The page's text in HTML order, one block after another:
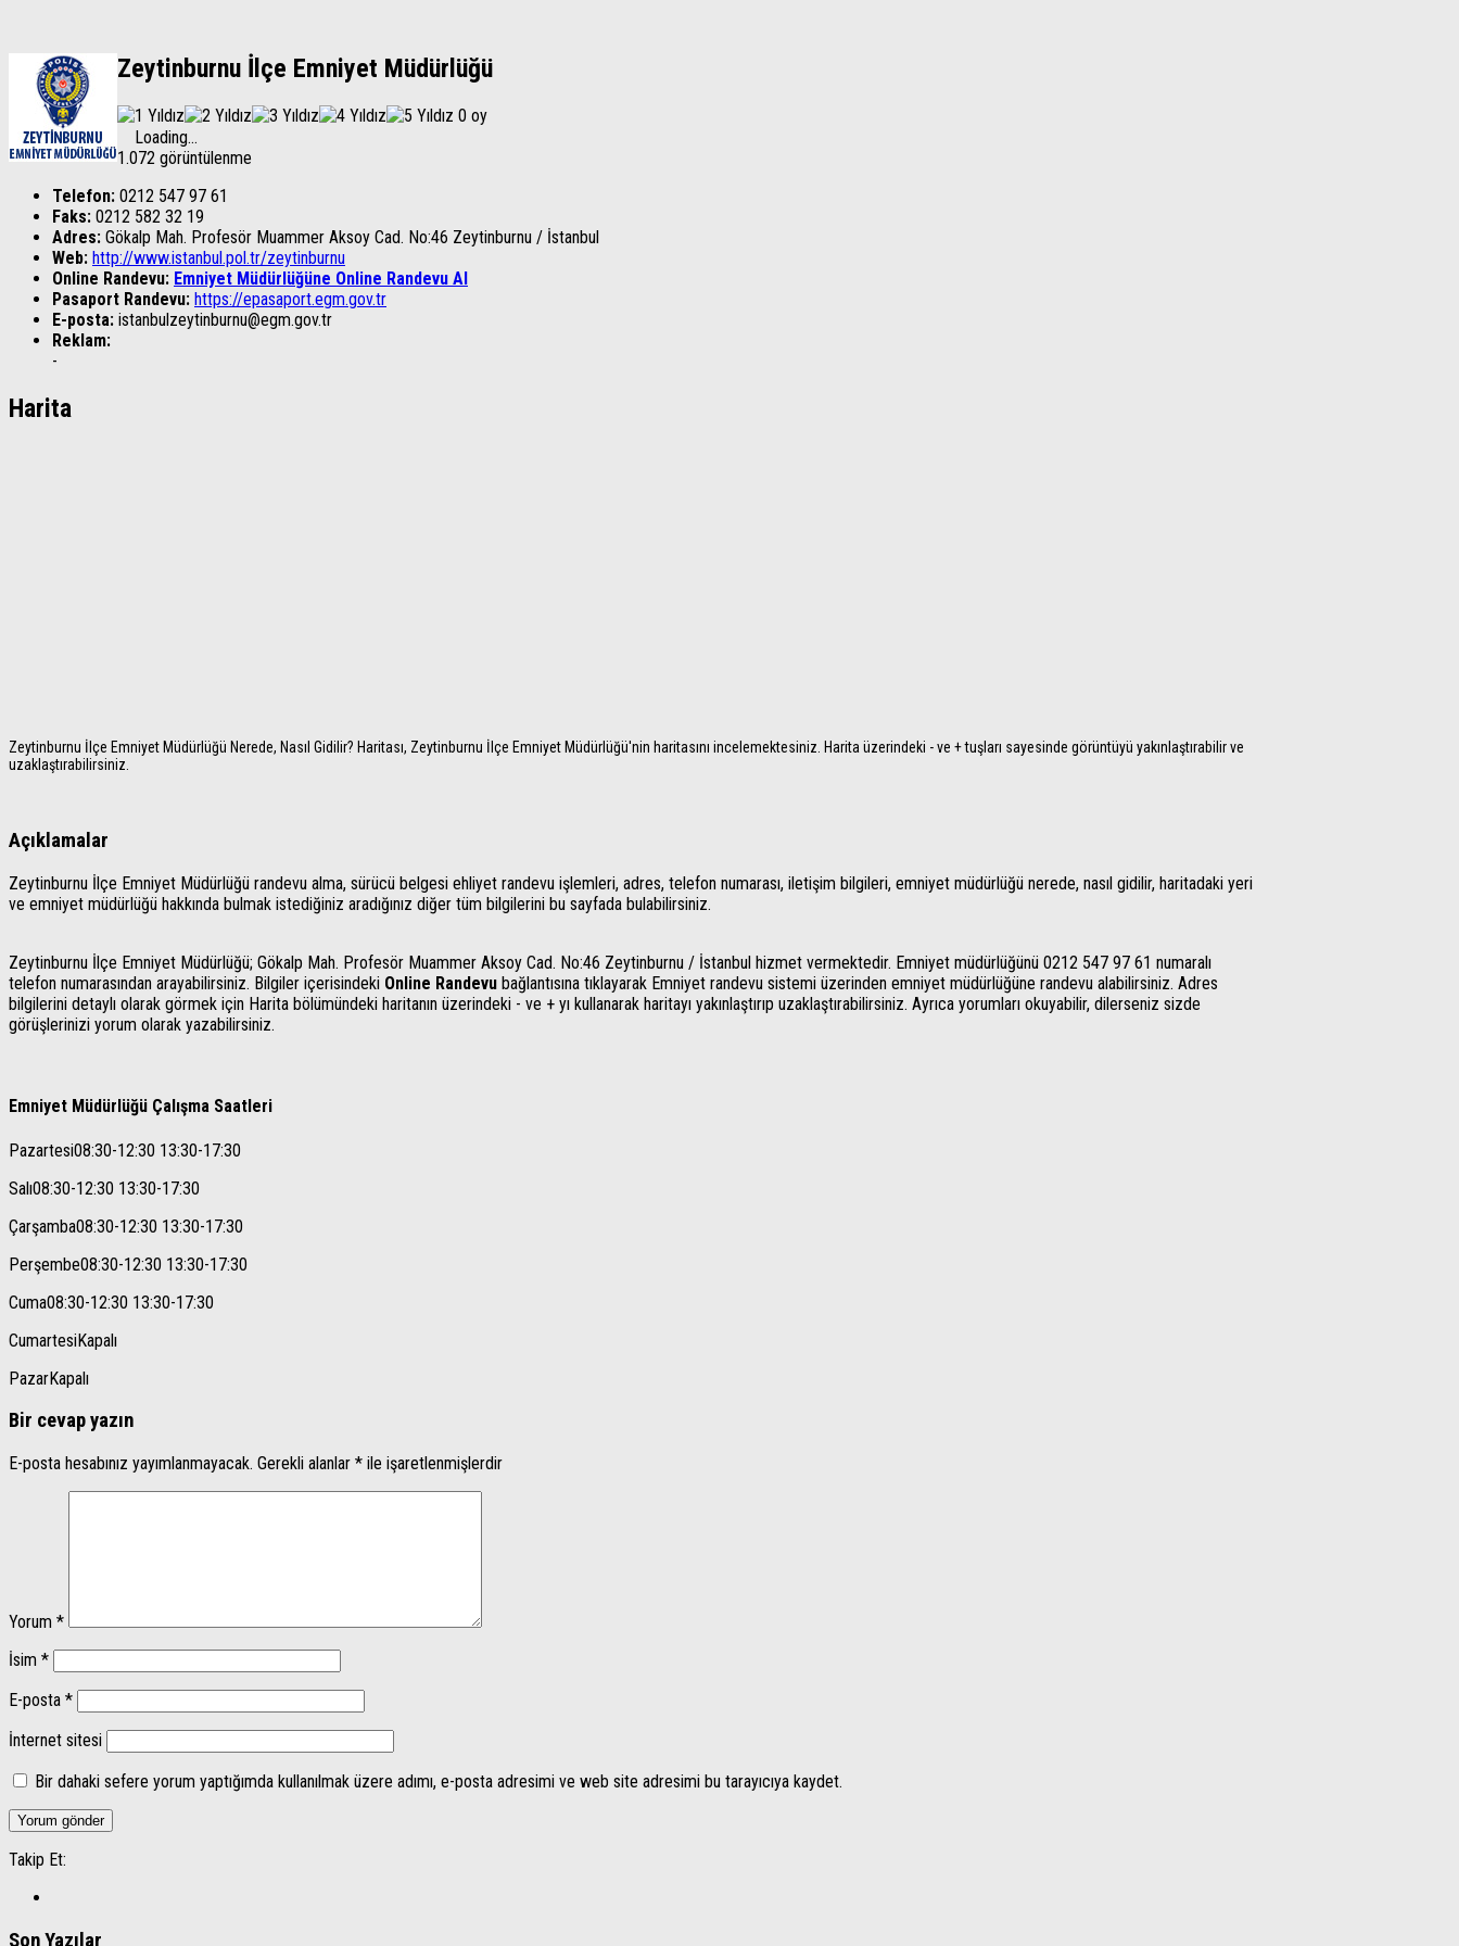
Zeytinburnu İlçe Emniyet Müdürlüğü
0 oy
Loading...
1.072 görüntülenme
Telefon: 0212 547 97 61
Faks: 0212 582 32 19
Adres: Gökalp Mah. Profesör Muammer Aksoy Cad. No:46 Zeytinburnu / İstanbul
Web: http://www.istanbul.pol.tr/zeytinburnu
Online Randevu: Emniyet Müdürlüğüne Online Randevu Al
Pasaport Randevu: https://epasaport.egm.gov.tr
E-posta: istanbulzeytinburnu@egm.gov.tr
Reklam:
-
Harita
Zeytinburnu İlçe Emniyet Müdürlüğü Nerede, Nasıl Gidilir? Haritası, Zeytinburnu İlçe Emniyet Müdürlüğü'nin haritasını incelemektesiniz. Harita üzerindeki - ve + tuşları sayesinde görüntüyü yakınlaştırabilir ve
uzaklaştırabilirsiniz.
Açıklamalar
Zeytinburnu İlçe Emniyet Müdürlüğü randevu alma, sürücü belgesi ehliyet randevu işlemleri, adres, telefon numarası, iletişim bilgileri, emniyet müdürlüğü nerede, nasıl gidilir, haritadaki yeri
ve emniyet müdürlüğü hakkında bulmak istediğiniz aradığınız diğer tüm bilgilerini bu sayfada bulabilirsiniz.
Zeytinburnu İlçe Emniyet Müdürlüğü; Gökalp Mah. Profesör Muammer Aksoy Cad. No:46 Zeytinburnu / İstanbul hizmet vermektedir. Emniyet müdürlüğünü 0212 547 97 61 numaralı
telefon numarasından arayabilirsiniz. Bilgiler içerisindeki Online Randevu bağlantısına tıklayarak Emniyet randevu sistemi üzerinden emniyet müdürlüğüne randevu alabilirsiniz. Adres
bilgilerini detaylı olarak görmek için Harita bölümündeki haritanın üzerindeki - ve + yı kullanarak haritayı yakınlaştırıp uzaklaştırabilirsiniz. Ayrıca yorumları okuyabilir, dilerseniz sizde
görüşlerinizi yorum olarak yazabilirsiniz.
Emniyet Müdürlüğü Çalışma Saatleri
Pazartesi08:30-12:30 13:30-17:30
Salı08:30-12:30 13:30-17:30
Çarşamba08:30-12:30 13:30-17:30
Perşembe08:30-12:30 13:30-17:30
Cuma08:30-12:30 13:30-17:30
CumartesiKapalı
PazarKapalı
Bir cevap yazın
E-posta hesabınız yayımlanmayacak. Gerekli alanlar * ile işaretlenmişlerdir
Yorum *
İsim *
E-posta *
İnternet sitesi
Bir dahaki sefere yorum yaptığımda kullanılmak üzere adımı, e-posta adresimi ve web site adresimi bu tarayıcıya kaydet.
Takip Et:
Son Yazılar